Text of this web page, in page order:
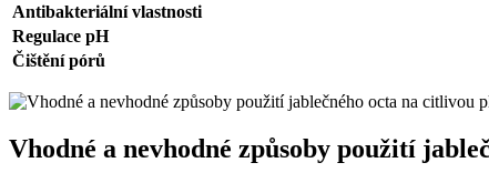
Antibakteriální vlastnosti
Regulace pH
Čištění pórů
Vhodné a nevhodné způsoby použití